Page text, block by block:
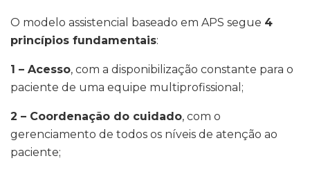
O modelo assistencial baseado em APS segue 4
princípios fundamentais:
1 – Acesso, com a disponibilização constante para o
paciente de uma equipe multiprofissional;
2 – Coordenação do cuidado, com o
gerenciamento de todos os níveis de atenção ao
paciente;